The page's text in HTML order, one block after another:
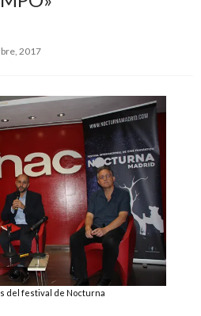
2017
del festival de Nocturna